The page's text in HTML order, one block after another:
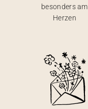
besonders am
Herzen